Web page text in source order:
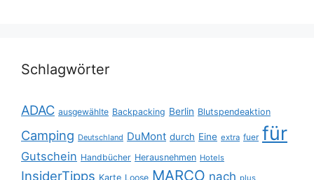
Schlagwörter
ADAC ausgewählte Backpacking Berlin Blutspendeaktion
Camping Deutschland DuMont durch Eine extra fuer für
Gutschein Handbücher Herausnehmen Hotels
InsiderTipps Karte Loose MARCO nach plus